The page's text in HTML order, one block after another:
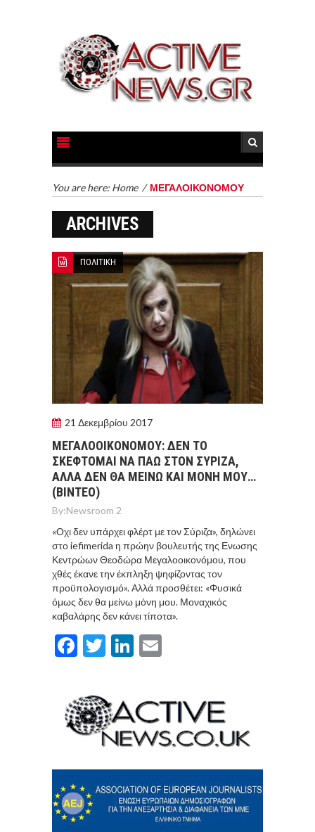
You are here: Home / ΜΕΓΑΛΟΙΚΟΝΟΜΟΥ
ARCHIVES
ΠΟΛΙΤΙΚΗ
21 Δεκεμβρίου 2017
ΜΕΓΑΛΟΟΙΚΟΝΟΜΟY: ΔΕΝ ΤΟ
ΣΚΕΦΤΟΜΑΙ ΝΑ ΠΑΩ ΣΤΟΝ ΣΥΡΙΖΑ,
ΑΛΛΑ ΔΕΝ ΘΑ ΜΕΙΝΩ ΚΑΙ ΜΟΝΗ ΜΟΥ…
(ΒΙΝΤΕΟ)
By:Newsroom 2
«Οχι δεν υπάρχει φλέρτ με τον Σύριζα», δηλώνει
στο iefimerida η πρώην βουλευτής της Ενωσης
Κεντρώων Θεοδώρα Μεγαλοοικονόμου, που
χθές έκανε την έκπληξη ψηφίζοντας τον
προϋπολογισμό». Αλλά προσθέτει: «Φυσικά
όμως δεν θα μείνω μόνη μου. Μοναχικός
καβαλάρης δεν κάνει τίποτα».
Facebook
TwitterLinkedIn